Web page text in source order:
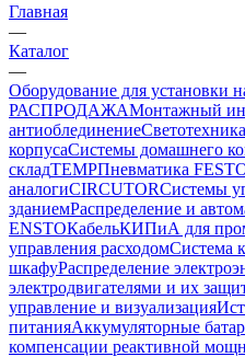
Главная
—
Каталог
—
Оборудование для установки
РАСПРОДАЖАМонтажный
антиоблединениеСветотехника
корпусаСистемы домашнего
складTEMPПневматика
аналогиCIRCUTORСистемы
зданиемРаспределение и
ENSTOКабельКИПиА для
управления расходомСистема
шкафуРаспределение
электродвигателями и их
управление и визуализация
питанияАккумуляторные
компенсации реактивной